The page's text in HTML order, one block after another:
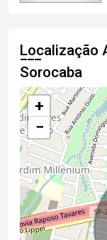
Localização
Sorocaba
+
−